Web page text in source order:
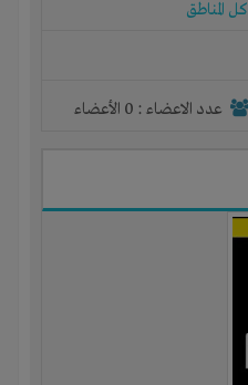
كل المناطق
عدد الاعضاء : 0 الأعضاء